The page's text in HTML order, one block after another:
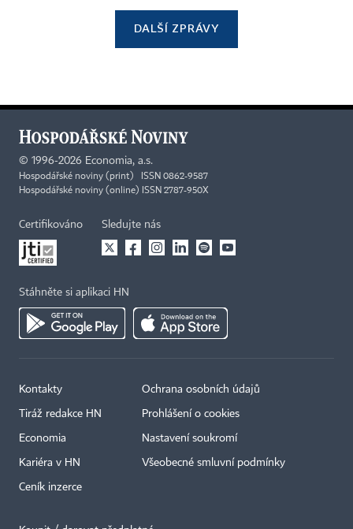
DALŠÍ ZPRÁVY
© 1996-2026 Economia, a.s.
Hospodářské noviny (print) ISSN 0862-9587
Hospodářské noviny (online) ISSN 2787-950X
Certifikováno Sledujte nás
Stáhněte si aplikaci HN
Kontakty
Tiráž redakce HN
Economia
Kariéra v HN
Ceník inzerce
Ochrana osobních údajů
Prohlášení o cookies
Nastavení soukromí
Všeobecné smluvní podmínky